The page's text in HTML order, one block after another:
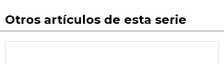
Otros artículos de esta serie